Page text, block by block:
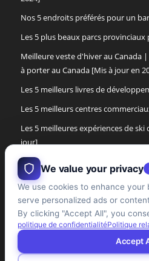
Nos 5 endroits préférés pour un
Les 5 plus beaux parcs
Meilleure veste d'hiver au Canada
à porter au Canada [Mis à jour en
Les 5 meilleurs livres de
Les 5 meilleurs centres
Les 5 meilleures expériences de
jour]
Les 5 meilleures bottes d'hiver pour
Les 5 meilleures bottes d'hiver pour
Les 5 meilleures expériences de
de Montréal [mise à jour]
We value your privacy
We use cookies to enhance your
serve personalized ads or
By clicking "Accept All", you
politique de confidentialitéPolitique
Accept